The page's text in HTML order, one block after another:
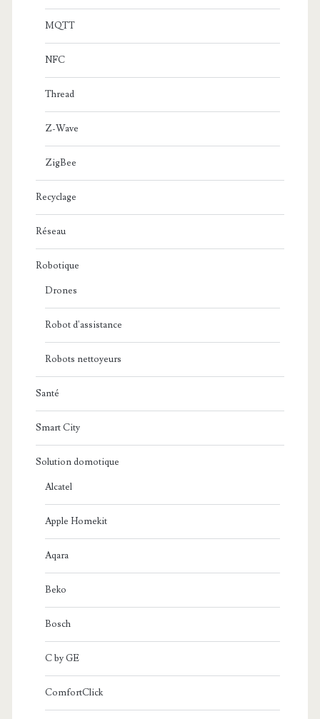
MQTT
NFC
Thread
Z-Wave
ZigBee
Recyclage
Réseau
Robotique
Drones
Robot d'assistance
Robots nettoyeurs
Santé
Smart City
Solution domotique
Alcatel
Apple Homekit
Aqara
Beko
Bosch
C by GE
ComfortClick